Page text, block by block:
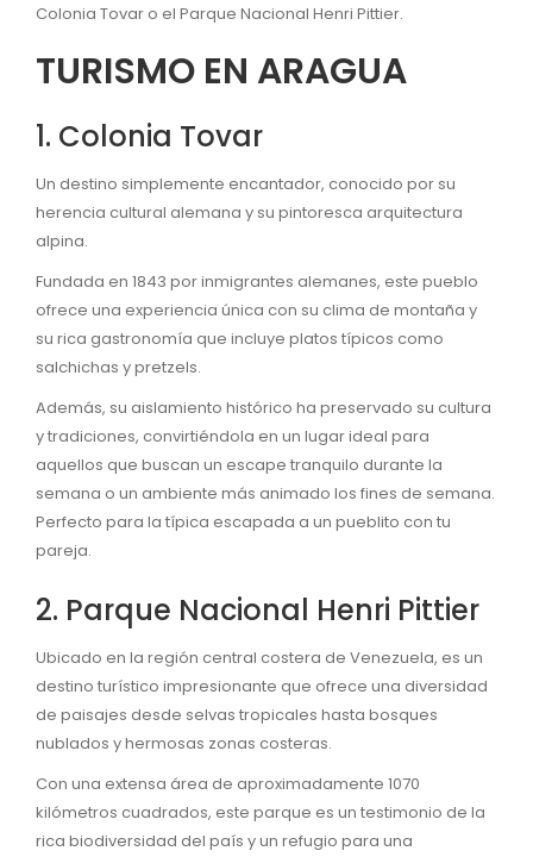
Colonia Tovar o el Parque Nacional Henri Pittier.
TURISMO EN ARAGUA
1. Colonia Tovar
Un destino simplemente encantador, conocido por su
herencia cultural alemana y su pintoresca arquitectura
alpina.
Fundada en 1843 por inmigrantes alemanes, este pueblo
ofrece una experiencia única con su clima de montaña y
su rica gastronomía que incluye platos típicos como
salchichas y pretzels.
Además, su aislamiento histórico ha preservado su cultura
y tradiciones, convirtiéndola en un lugar ideal para
aquellos que buscan un escape tranquilo durante la
semana o un ambiente más animado los fines de semana.
Perfecto para la típica escapada a un pueblito con tu
pareja.
2. Parque Nacional Henri Pittier
Ubicado en la región central costera de Venezuela, es un
destino turístico impresionante que ofrece una diversidad
de paisajes desde selvas tropicales hasta bosques
nublados y hermosas zonas costeras.
Con una extensa área de aproximadamente 1070
kilómetros cuadrados, este parque es un testimonio de la
rica biodiversidad del país y un refugio para una